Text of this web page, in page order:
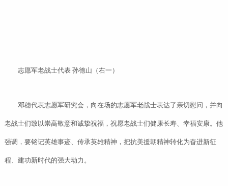
志愿军老战士代表 孙德山（右一）
邓穗代表志愿军研究会，向在场的志愿军老战士表达了亲切慰问，并向
老战士们致以崇高敬意和诚挚祝福，祝愿老战士们健康长寿、幸福安康。他
强调，要铭记英雄事迹、传承英雄精神，把抗美援朝精神转化为奋进新征
程、建功新时代的强大动力。